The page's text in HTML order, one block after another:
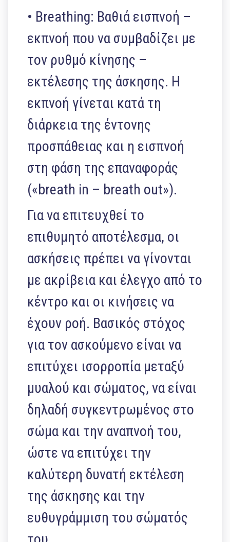
• Breathing: Βαθιά εισπνοή –
εκπνοή που να συμβαδίζει με
τον ρυθμό κίνησης –
εκτέλεσης της άσκησης. Η
εκπνοή γίνεται κατά τη
διάρκεια της έντονης
προσπάθειας και η εισπνοή
στη φάση της επαναφοράς
(«breath in – breath out»).
Για να επιτευχθεί το
επιθυμητό αποτέλεσμα, οι
ασκήσεις πρέπει να γίνονται
με ακρίβεια και έλεγχο από το
κέντρο και οι κινήσεις να
έχουν ροή. Βασικός στόχος
για τον ασκούμενο είναι να
επιτύχει ισορροπία μεταξύ
μυαλού και σώματος, να είναι
δηλαδή συγκεντρωμένος στο
σώμα και την αναπνοή του,
ώστε να επιτύχει την
καλύτερη δυνατή εκτέλεση
της άσκησης και την
ευθυγράμμιση του σώματός